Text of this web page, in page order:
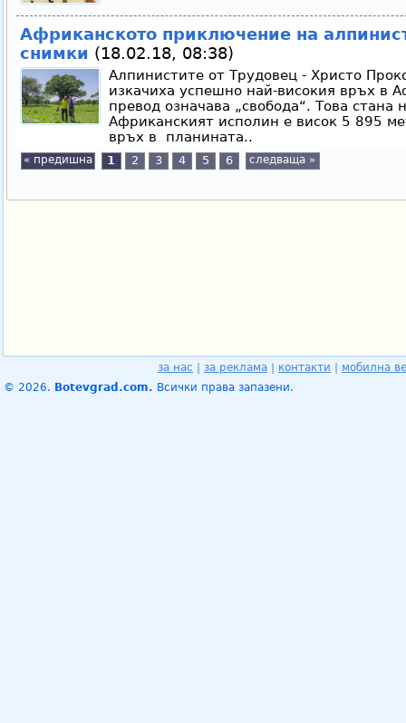
Африканското приключение на
снимки (18.02.18, 08:38)
Алпинистите от Трудовец - Христо
изкачиха успешно най-високия връх в
превод означава „свобода“. Това
Африканският исполин е висок 5 895
връх в планината..
« предишна 1 2 3 4 5 6 следваща »
за нас за реклама контакти
мобилна
© 2026. Botevgrad.com. Всички права запазени.